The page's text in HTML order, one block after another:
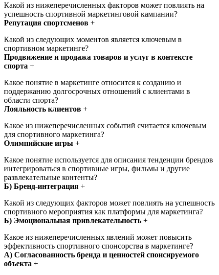
Какой из нижеперечисленных факторов может повлиять на
успешность спортивной маркетинговой кампании?
Репутация спортсменов +
Какой из следующих моментов является ключевым в
спортивном маркетинге?
Продвижение и продажа товаров и услуг в контексте
спорта +
Какое понятие в маркетинге относится к созданию и
поддержанию долгосрочных отношений с клиентами в
области спорта?
Лояльность клиентов +
Какое из нижеперечисленных событий считается ключевым
для спортивного маркетинга?
Олимпийские игры +
Какое понятие используется для описания тенденции брендов
интегрироваться в спортивные игры, фильмы и другие
развлекательные контенты?
Б) Бренд-интеграция +
Какой из следующих факторов может повлиять на успешность
спортивного мероприятия как платформы для маркетинга?
Б) Эмоциональная привлекательность +
Какое из нижеперечисленных явлений может повысить
эффективность спортивного спонсорства в маркетинге?
А) Согласованность бренда и ценностей спонсируемого
объекта +